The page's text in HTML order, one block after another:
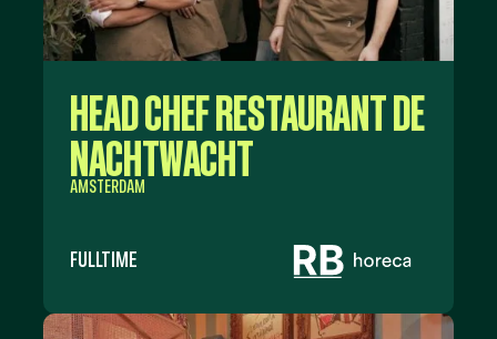
HEAD CHEF RESTAURANT DE
NACHTWACHT
AMSTERDAM
FULLTIME